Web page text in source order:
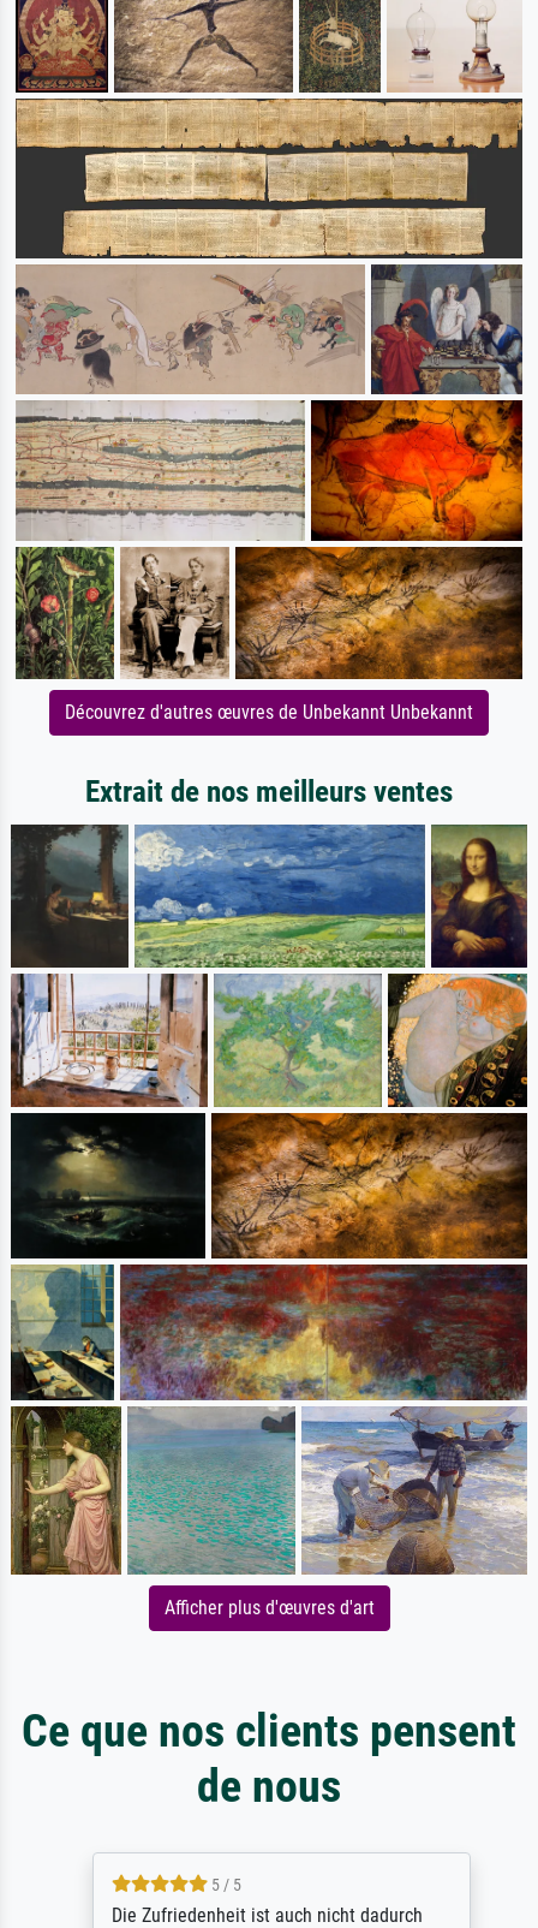
Découvrez d'autres œuvres de Unbekannt Unbekannt
Extrait de nos meilleurs ventes
Afficher plus d'œuvres d'art
Ce que nos clients pensent
de nous
5 / 5
Die Zufriedenheit ist auch nicht dadurch